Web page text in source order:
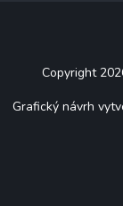
Copyright
Grafický návrh